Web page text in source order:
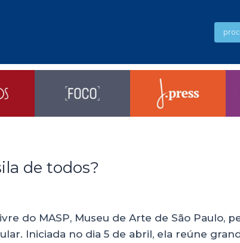
de todos?
do MASP, Museu de Arte de São Paulo,
Iniciada no dia 5 de abril, ela reúne